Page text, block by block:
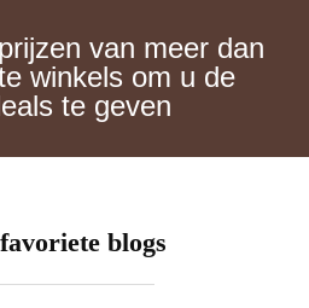
van meer dan
winkels om u de
te geven
blogs